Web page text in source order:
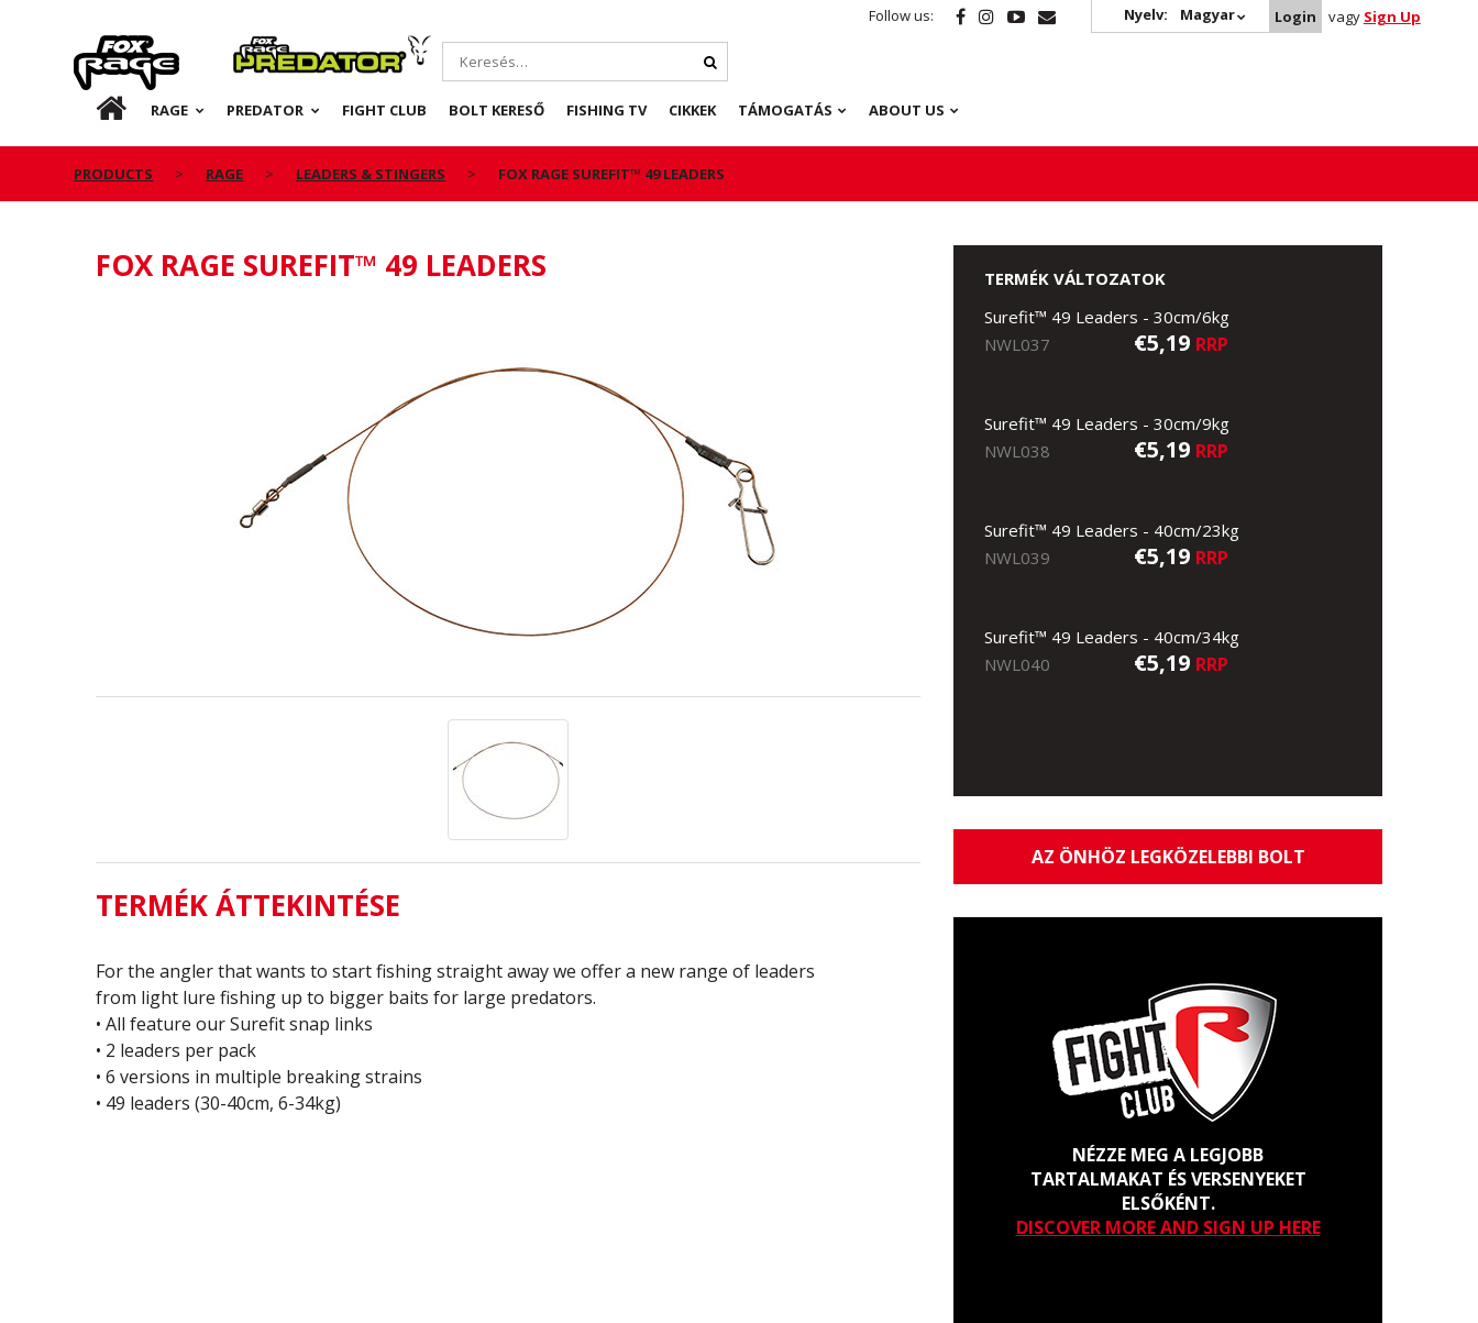
Follow us: Nyelv: Magyar Login vagy Sign Up
Rage Predator
HU RAGE PREDATOR FIGHT CLUB BOLT KERESŐ FISHING TV CIKKEK TÁMOGATÁS ABOUT US
PRODUCTS RAGE LEADERS & STINGERS FOX RAGE SUREFIT™ 49 LEADERS
FOX RAGE SUREFIT™ 49 LEADERS
TERMÉK ÁTTEKINTÉSE
For the angler that wants to start fishing straight away we offer a new range of leaders
from light lure fishing up to bigger baits for large predators.
• All feature our Surefit snap links
• 2 leaders per pack
• 6 versions in multiple breaking strains
• 49 leaders (30-40cm, 6-34kg)
TERMÉK VÁLTOZATOK
Surefit™ 49 Leaders - 30cm/6kg
NWL037
€5,19 RRP
Surefit™ 49 Leaders - 30cm/9kg
NWL038
€5,19 RRP
Surefit™ 49 Leaders - 40cm/23kg
NWL039
€5,19 RRP
Surefit™ 49 Leaders - 40cm/34kg
NWL040
€5,19 RRP
AZ ÖNHÖZ LEGKÖZELEBBI BOLT
NÉZZE MEG A LEGJOBB
TARTALMAKAT ÉS VERSENYEKET
ELSŐKÉNT.
DISCOVER MORE AND SIGN UP HERE